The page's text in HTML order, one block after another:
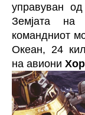
управуван
Земјата
командниот
Океан, 24
на авиони